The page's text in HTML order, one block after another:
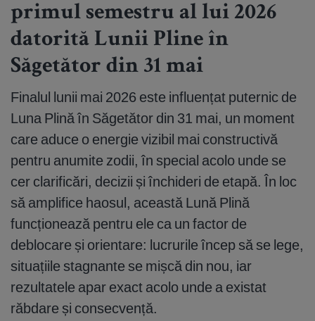
primul semestru al lui 2026
datorită Lunii Pline în
Săgetător din 31 mai
Finalul lunii mai 2026 este influențat puternic de
Luna Plină în Săgetător din 31 mai, un moment
care aduce o energie vizibil mai constructivă
pentru anumite zodii, în special acolo unde se
cer clarificări, decizii și închideri de etapă. În loc
să amplifice haosul, această Lună Plină
funcționează pentru ele ca un factor de
deblocare și orientare: lucrurile încep să se lege,
situațiile stagnante se mișcă din nou, iar
rezultatele apar exact acolo unde a existat
răbdare și consecvență.